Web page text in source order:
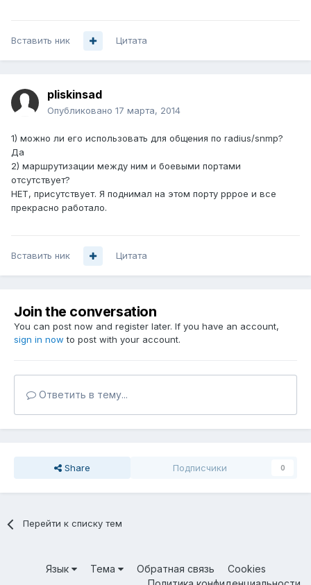
Вставить ник Цитата
pliskinsad
Опубликовано 17 марта, 2014
1) можно ли его использовать для общения по radius/snmp?
Да
2) маршрутизации между ним и боевыми портами
отсутствует?
НЕТ, присутствует. Я поднимал на этом порту pppoe и все
прекрасно работало.
Вставить ник Цитата
Join the conversation
You can post now and register later. If you have an account,
sign in now to post with your account.
Ответить в тему...
Share Подписчики 0
Перейти к списку тем
Язык Тема Обратная связь
Cookies